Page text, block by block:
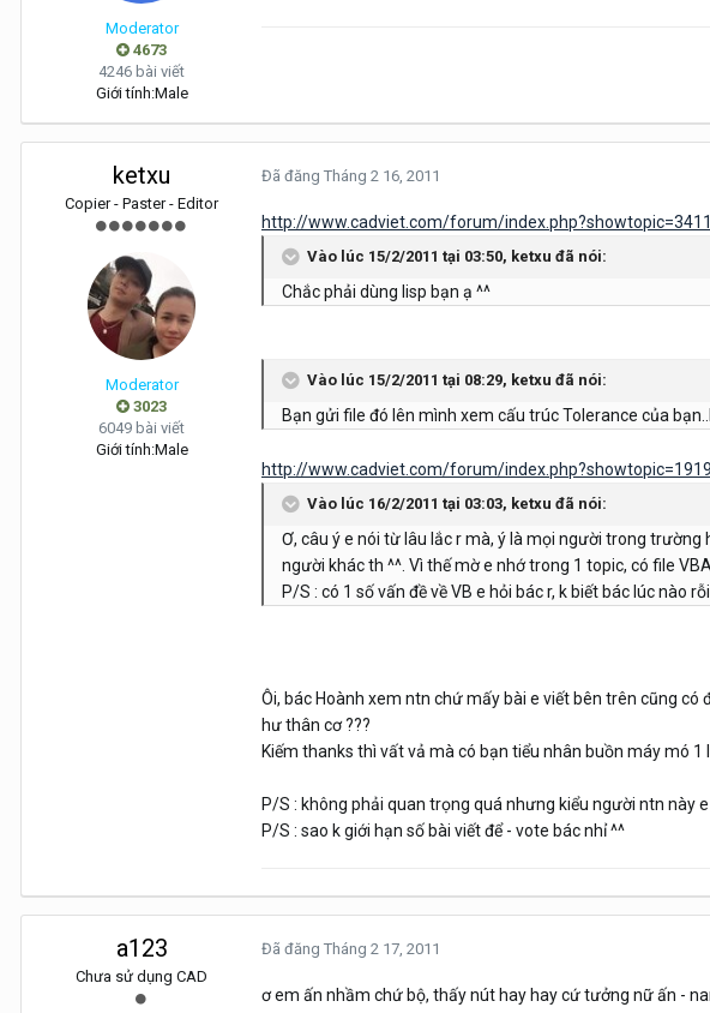
Moderator
4673
4246 bài viết
Giới tính:Male
ketxu
Copier - Paster - Editor
Moderator
3023
6049 bài viết
Giới tính:Male
Đã đăng Tháng 2 16, 2011
http://www.cadviet.com/forum/
Vào lúc 15/2/2011 tại 03:50, ketxu đã nói:
Chắc phải dùng lisp bạn ạ ^^
Vào lúc 15/2/2011 tại 08:29, ketxu đã nói:
Bạn gửi file đó lên mình xem cấu trúc Tolerance của
http://www.cadviet.com/forum/
Vào lúc 16/2/2011 tại 03:03, ketxu đã nói:
Ơ, câu ý e nói từ lâu lắc r mà, ý là mọi người trong
người khác th ^^. Vì thế mờ e nhớ trong 1 topic, có file
P/S : có 1 số vấn đề về VB e hỏi bác r, k biết bác lúc nào
Ôi, bác Hoành xem ntn chứ mấy bài e viết bên trên cũng có
hư thân cơ ???
Kiếm thanks thì vất vả mà có bạn tiểu nhân buồn máy mó
P/S : không phải quan trọng quá nhưng kiểu người ntn này
P/S : sao k giới hạn số bài viết để - vote bác nhỉ ^^
a123
Chưa sử dụng CAD
Đã đăng Tháng 2 17, 2011
ơ em ấn nhầm chứ bộ, thấy nút hay hay cứ tưởng nữ ấn -